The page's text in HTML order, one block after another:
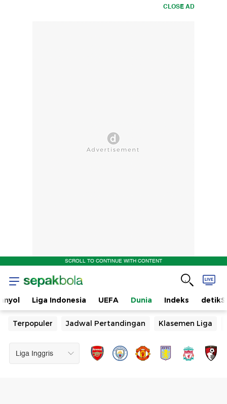
CLOSE AD
SCROLL TO CONTINUE WITH CONTENT
Liga Indonesia UEFA Dunia Indeks
Terpopuler Jadwal Pertandingan Klasemen Liga